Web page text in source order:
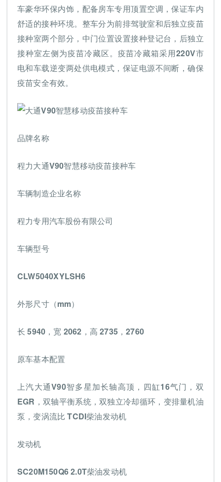
车豪华环保内饰，配备房车专用顶置空调，保证车内
舒适的接种环境。整车分为前排驾驶室和后独立疫苗
接种室两个部分，中门位置设置接种登记台，后独立
接种室左侧为疫苗冷藏区。疫苗冷藏箱采用220V市
电和车载逆变两处供电模式，保证电源不间断，确保
疫苗安全有效。
品牌名称
程力大通V90智慧移动疫苗接种车
车辆制造企业名称
程力专用汽车股份有限公司
车辆型号
CLW5040XYLSH6
外形尺寸（mm）
长 5940，宽 2062，高 2735，2760
原车基本配置
上汽大通V90智多星加长轴高顶，四缸16气门，双
EGR，双轴平衡系统，双独立冷却循环，变排量机油
泵，变涡流比 TCDI柴油发动机
发动机
SC20M150Q6 2.0T柴油发动机